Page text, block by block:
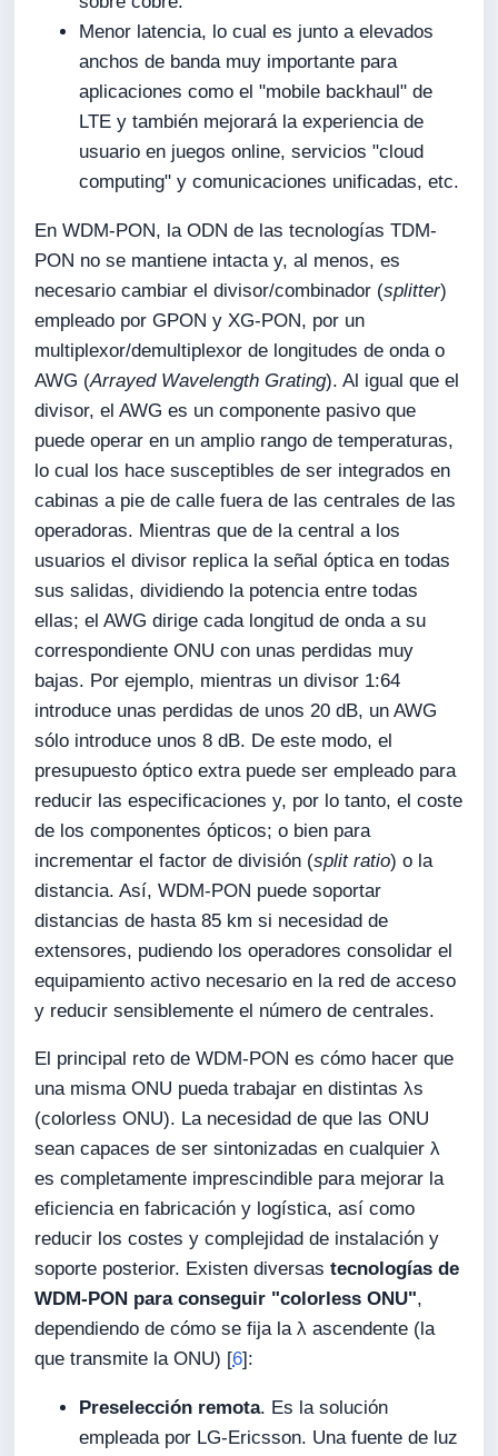
Menor latencia, lo cual es junto a elevados
anchos de banda muy importante para
aplicaciones como el "mobile backhaul" de
LTE y también mejorará la experiencia de
usuario en juegos online, servicios "cloud
computing" y comunicaciones unificadas, etc.
En WDM-PON, la ODN de las tecnologías TDM-
PON no se mantiene intacta y, al menos, es
necesario cambiar el divisor/combinador (splitter)
empleado por GPON y XG-PON, por un
multiplexor/demultiplexor de longitudes de onda o
AWG (Arrayed Wavelength Grating). Al igual que el
divisor, el AWG es un componente pasivo que
puede operar en un amplio rango de temperaturas,
lo cual los hace susceptibles de ser integrados en
cabinas a pie de calle fuera de las centrales de las
operadoras. Mientras que de la central a los
usuarios el divisor replica la señal óptica en todas
sus salidas, dividiendo la potencia entre todas
ellas; el AWG dirige cada longitud de onda a su
correspondiente ONU con unas perdidas muy
bajas. Por ejemplo, mientras un divisor 1:64
introduce unas perdidas de unos 20 dB, un AWG
sólo introduce unos 8 dB. De este modo, el
presupuesto óptico extra puede ser empleado para
reducir las especificaciones y, por lo tanto, el coste
de los componentes ópticos; o bien para
incrementar el factor de división (split ratio) o la
distancia. Así, WDM-PON puede soportar
distancias de hasta 85 km si necesidad de
extensores, pudiendo los operadores consolidar el
equipamiento activo necesario en la red de acceso
y reducir sensiblemente el número de centrales.
El principal reto de WDM-PON es cómo hacer que
una misma ONU pueda trabajar en distintas λs
(colorless ONU). La necesidad de que las ONU
sean capaces de ser sintonizadas en cualquier λ
es completamente imprescindible para mejorar la
eficiencia en fabricación y logística, así como
reducir los costes y complejidad de instalación y
soporte posterior. Existen diversastecnologías de
WDM-PON para conseguir "colorless ONU",
dependiendo de cómo se fija la λ ascendente (la
que transmite la ONU) [6]:
Preselección remota. Es la solución
empleada por LG-Ericsson. Una fuente de luz